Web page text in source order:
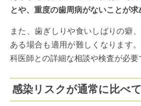
とや、重度の歯周病がないことが求
また、歯ぎしりや食いしばりの癖
ある場合も適用が難しくなります
科医師との詳細な相談や検査が必要
感染リスクが通常に比べ